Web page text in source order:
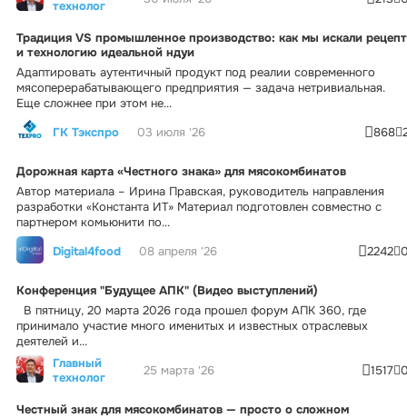
технолог
Традиция VS промышленное производство: как мы искали рецепт
и технологию идеальной ндуи
Адаптировать аутентичный продукт под реалии современного
мясоперерабатывающего предприятия — задача нетривиальная.
Еще сложнее при этом не...
ГК Тэкспро
03 июля '26 868
Дорожная карта «Честного знака» для мясокомбинатов
Автор материала – Ирина Правская, руководитель направления
разработки «Константа ИТ» Материал подготовлен совместно с
партнером комьюнити по...
Digital4food
08 апреля '26 2242
Конференция "Будущее АПК" (Видео выступлений)
В пятницу, 20 марта 2026 года прошел форум АПК 360, где
принимало участие много именитых и известных отраслевых
деятелей и...
Главный
технолог
25 марта '26 1517
Честный знак для мясокомбинатов — просто о сложном